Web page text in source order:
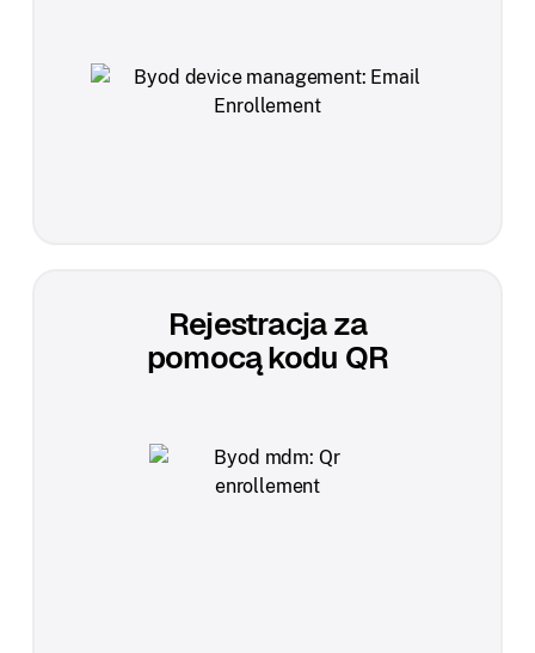
Rejestracja za
pomocą kodu QR